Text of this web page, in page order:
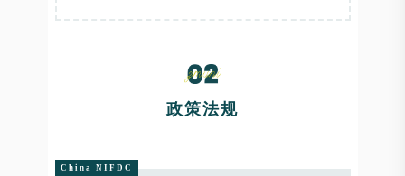
政策法规
China NIFDC